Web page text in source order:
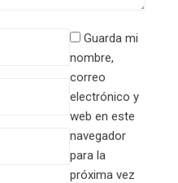
Guarda mi
nombre,
correo
electrónico y
web en este
navegador
para la
próxima vez